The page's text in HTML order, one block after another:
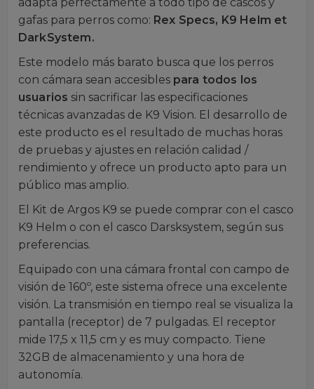
adapta perfectamente a todo tipo de cascos y
gafas para perros como: Rex Specs, K9 Helm et
DarkSystem.
Este modelo más barato busca que los perros
con cámara sean accesibles para todos los
usuarios sin sacrificar las especificaciones
técnicas avanzadas de K9 Vision. El desarrollo de
este producto es el resultado de muchas horas
de pruebas y ajustes en relación calidad /
rendimiento y ofrece un producto apto para un
público mas amplio.
El Kit de Argos K9 se puede comprar con el casco
K9 Helm o con el casco Darsksystem, según sus
preferencias.
Equipado con una cámara frontal con campo de
visión de 160º, este sistema ofrece una excelente
visión. La transmisión en tiempo real se visualiza la
pantalla (receptor) de 7 pulgadas. El receptor
mide 17,5 x 11,5 cm y es muy compacto. Tiene
32GB de almacenamiento y una hora de
autonomía.